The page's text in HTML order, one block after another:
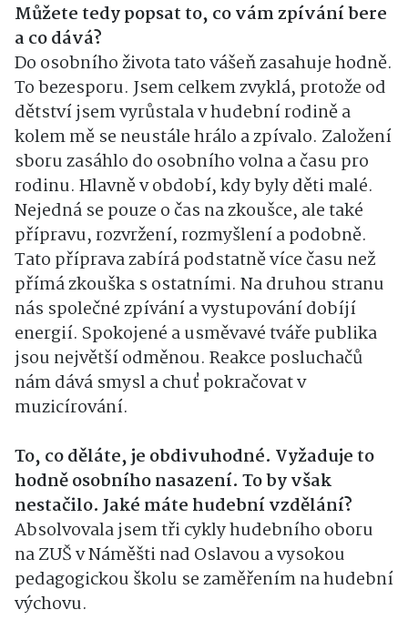
Můžete tedy popsat to, co vám zpívání bere
a co dává?
Do osobního života tato vášeň zasahuje hodně.
To bezesporu. Jsem celkem zvyklá, protože od
dětství jsem vyrůstala v hudební rodině a
kolem mě se neustále hrálo a zpívalo. Založení
sboru zasáhlo do osobního volna a času pro
rodinu. Hlavně v období, kdy byly děti malé.
Nejedná se pouze o čas na zkoušce, ale také
přípravu, rozvržení, rozmyšlení a podobně.
Tato příprava zabírá podstatně více času než
přímá zkouška s ostatními. Na druhou stranu
nás společné zpívání a vystupování dobíjí
energií. Spokojené a usměvavé tváře publika
jsou největší odměnou. Reakce posluchačů
nám dává smysl a chuť pokračovat v
muzicírování.
To, co děláte, je obdivuhodné. Vyžaduje to
hodně osobního nasazení. To by však
nestačilo. Jaké máte hudební vzdělání?
Absolvovala jsem tři cykly hudebního oboru
na ZUŠ v Náměšti nad Oslavou a vysokou
pedagogickou školu se zaměřením na hudební
výchovu.